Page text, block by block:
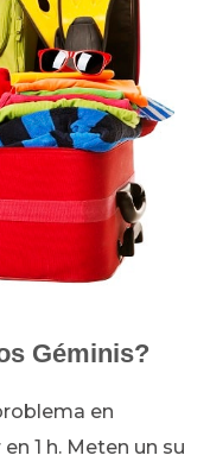
Géminis?
en
1 h. Meten un su